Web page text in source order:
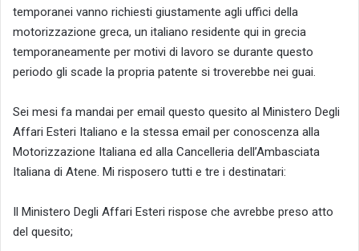
temporanei vanno richiesti giustamente agli uffici della
motorizzazione greca, un italiano residente qui in grecia
temporaneamente per motivi di lavoro se durante questo
periodo gli scade la propria patente si troverebbe nei guai.
Sei mesi fa mandai per email questo quesito al Ministero Degli
Affari Esteri Italiano e la stessa email per conoscenza alla
Motorizzazione Italiana ed alla Cancelleria dell’Ambasciata
Italiana di Atene. Mi risposero tutti e tre i destinatari:
Il Ministero Degli Affari Esteri rispose che avrebbe preso atto
del quesito;